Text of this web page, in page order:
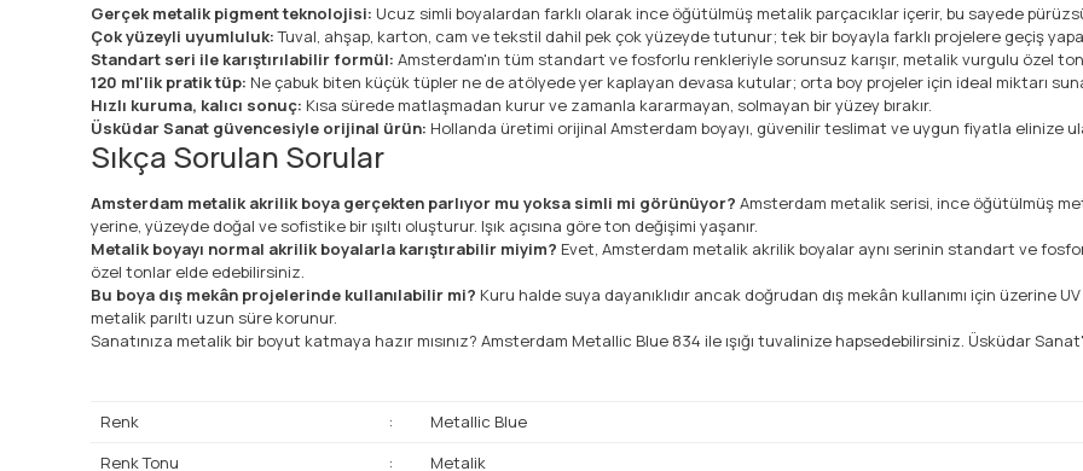
Gerçek metalik pigment teknolojisi: Ucuz simli boyalardan farklı olarak ince öğütülmüş metalik parçacıklar içerir, bu sayede
Çok yüzeyli uyumluluk:Tuval, ahşap, karton, cam ve tekstil dahil pek çok yüzeyde tutunur; tek bir boyayla farklı projelere geçiş
Standart seri ile karıştırılabilir formül: Amsterdam'ın tüm standart ve fosforlu renkleriyle sorunsuz karışır, metalik vurgulu özel
120 ml'lik pratik tüp: Ne çabuk biten küçük tüpler ne de atölyede yer kaplayan devasa kutular; orta boy projeler için ideal miktarı
Hızlı kuruma, kalıcı sonuç: Kısa sürede matlaşmadan kurur ve zamanla kararmayan, solmayan bir yüzey bırakır.
Üsküdar Sanat güvencesiyle orijinal ürün: Hollanda üretimi orijinal Amsterdam boyayı, güvenilir teslimat ve uygun fiyatla elinize
Sıkça Sorulan Sorular
Amsterdam metalik akrilik boya gerçekten parlıyor mu yoksa simli mi görünüyor? Amsterdam metalik serisi, ince öğütülmüş
yerine, yüzeyde doğal ve sofistike bir ışıltı oluşturur. Işık açısına göre ton değişimi yaşanır.
Metalik boyayı normal akrilik boyalarla karıştırabilir miyim? Evet, Amsterdam metalik akrilik boyalar aynı serinin standart ve
özel tonlar elde edebilirsiniz.
Bu boya dış mekân projelerinde kullanılabilir mi? Kuru halde suya dayanıklıdır ancak doğrudan dış mekân kullanımı için üzerine
metalik parıltı uzun süre korunur.
Sanatınıza metalik bir boyut katmaya hazır mısınız? Amsterdam Metallic Blue 834 ile ışığı tuvalinize hapsedebilirsiniz. Üsküdar
Renk :
Metallic Blue
Renk Tonu
:
Metalik